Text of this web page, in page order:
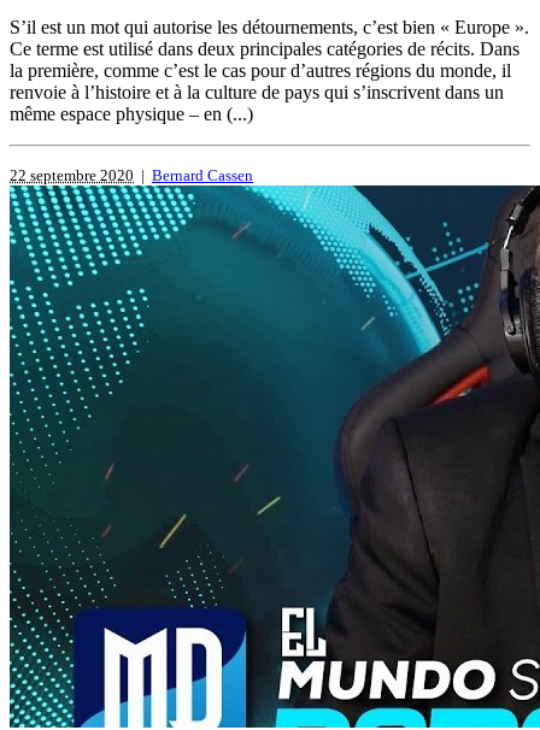
S’il est un mot qui autorise les détournements, c’est bien « Europe ».
Ce terme est utilisé dans deux principales catégories de récits. Dans
la première, comme c’est le cas pour d’autres régions du monde, il
renvoie à l’histoire et à la culture de pays qui s’inscrivent dans un
même espace physique – en (...)
22 septembre 2020 | Bernard Cassen